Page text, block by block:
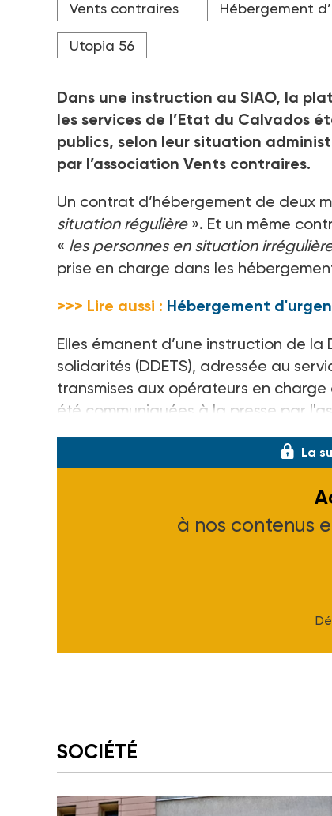
Vents contraires Hébergement
Utopia 56
Dans une instruction au SIAO, la
les services de l’Etat du Calvados
publics, selon leur situation
par l’association Vents contraires.
Un contrat d’hébergement de deux
situation régulière». Et un même
« les personnes en situation
prise en charge dans les
>>> Lire aussi : Hébergement
Elles émanent d’une instruction de
solidarités (DDETS), adressée au
transmises aux opérateurs en
été communiquées à la presse par
La
à nos contenus
SOCIÉTÉ